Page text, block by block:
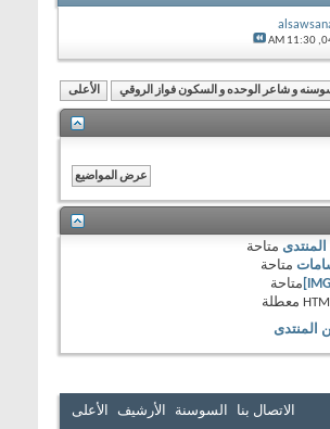
11:30 AM
و شاعر الوحده و السكون فواز الروقي الأعلى
المنتدى متاحة
متاحة
متاحة
معطلة
المنتدى
الاتصال بنا السوسنة الأرشيف الأعلى